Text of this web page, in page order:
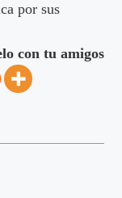
por sus
con tu amigos